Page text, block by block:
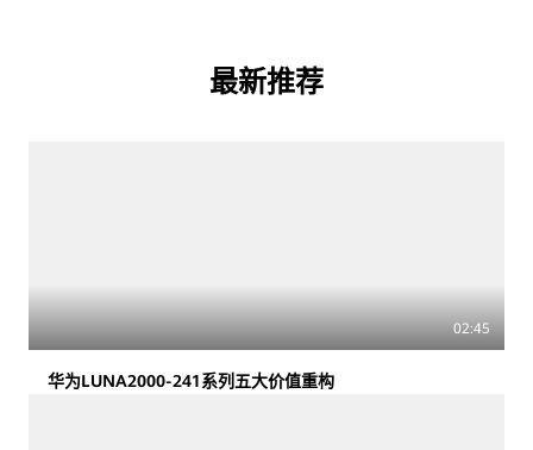
最新推荐
02:45
华为LUNA2000-241系列五大价值重构